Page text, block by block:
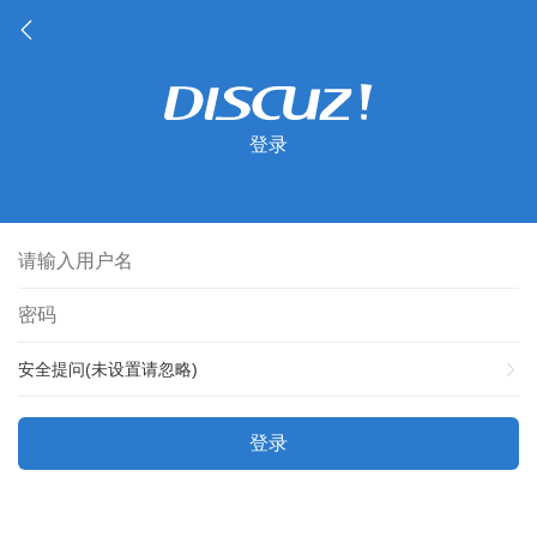
登录
安全提问(未设置请忽略)
登录